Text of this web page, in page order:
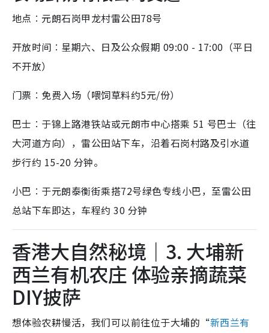
地点︰元朗石岗甲龙村雷公田78号
开放时间︰星期六、日及公众假期 09:00 - 17:00（平日
不开放）
门票︰免费入场（喂饲草料约5元/份）
巴士︰于锦上路港铁站或元朗市中心搭乘 51 号巴士（往
大河道方向），雷公田站下车，沿着石岗村路及引水道
步行约 15-20 分钟。
小巴︰于元朗泰衡街乘搭72号绿色专线小巴，至雷公田
总站下车即达，车程约 30 分钟
香港大自然秘境｜3. 大埔新
西兰有机农庄 体验亲摘蔬菜
DIY披萨
想体验农耕慢活，我们可以前往位于大埔的“新西兰有